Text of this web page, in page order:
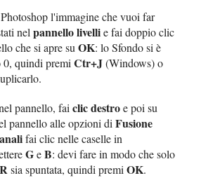
l'immagine che vuoi far
nelpannello livellie fai doppio clic
che si apre suOK: lo Sfondo si è
0, quindi premiCtr+J(Windows) o
pannello, faiclic destroe poi su
pannello alle opzioni diFusione
fai clic nelle caselle in
GeB: devi fare in modo che solo
Rsia spuntata, quindi premiOK.